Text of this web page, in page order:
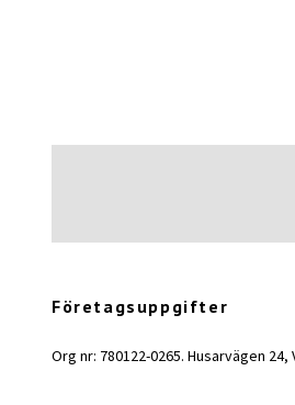
Företagsuppgifter
Org nr: 780122-0265. Husarvägen 24,